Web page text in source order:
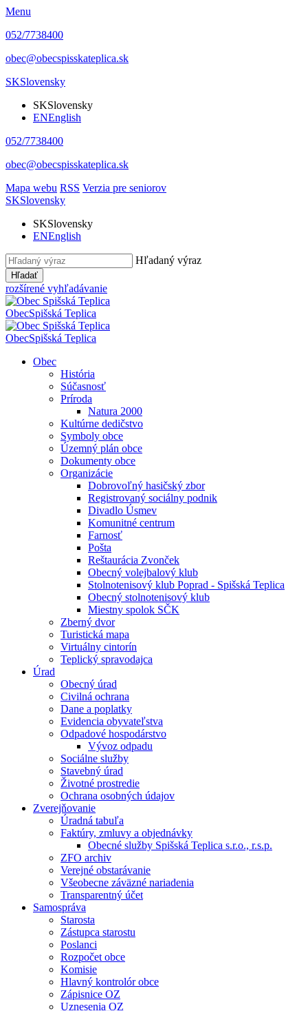
Menu
052/7738400
obec@obecspisskateplica.sk
SKSlovensky
SKSlovensky
ENEnglish
052/7738400
obec@obecspisskateplica.sk
Mapa webu RSS Verzia pre seniorov
SKSlovensky
SKSlovensky
ENEnglish
Hľadaný výraz
Hľadať
rozšírené vyhľadávanie
ObecSpišská Teplica
ObecSpišská Teplica
Obec
História
Súčasnosť
Príroda
Natura 2000
Kultúrne dedičstvo
Symboly obce
Územný plán obce
Dokumenty obce
Organizácie
Dobrovoľný hasičský zbor
Registrovaný sociálny podnik
Divadlo Úsmev
Komunitné centrum
Farnosť
Pošta
Reštaurácia Zvonček
Obecný volejbalový klub
Stolnotenisový klub Poprad - Spišská Teplica
Obecný stolnotenisový klub
Miestny spolok SČK
Zberný dvor
Turistická mapa
Virtuálny cintorín
Teplický spravodajca
Úrad
Obecný úrad
Civilná ochrana
Dane a poplatky
Evidencia obyvateľstva
Odpadové hospodárstvo
Vývoz odpadu
Sociálne služby
Stavebný úrad
Životné prostredie
Ochrana osobných údajov
Zverejňovanie
Úradná tabuľa
Faktúry, zmluvy a objednávky
Obecné služby Spišská Teplica s.r.o., r.s.p.
ZFO archiv
Verejné obstarávanie
Všeobecne záväzné nariadenia
Transparentný účet
Samospráva
Starosta
Zástupca starostu
Poslanci
Rozpočet obce
Komisie
Hlavný kontrolór obce
Zápisnice OZ
Uznesenia OZ